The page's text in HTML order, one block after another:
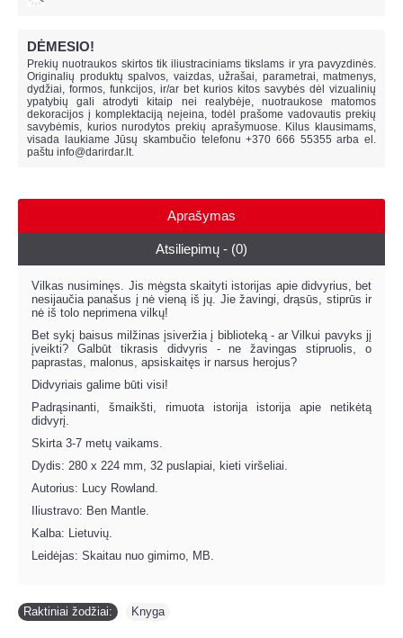
DĖMESIO!
Prekių nuotraukos skirtos tik iliustraciniams tikslams ir yra pavyzdinės.
Originalių produktų spalvos, vaizdas, užrašai, parametrai, matmenys,
dydžiai, formos, funkcijos, ir/ar bet kurios kitos savybės dėl vizualinių
ypatybių gali atrodyti kitaip nei realybėje, nuotraukose matomos
dekoracijos į komplektaciją neįeina, todėl prašome vadovautis prekių
savybėmis, kurios nurodytos prekių aprašymuose. Kilus klausimams,
visada laukiame Jūsų skambučio telefonu +370 666 55355 arba el.
paštu info@darirdar.lt.
Aprašymas
Atsiliepimų - (0)
Vilkas nusiminęs. Jis mėgsta skaityti istorijas apie didvyrius, bet
nesijaučia panašus į nė vieną iš jų. Jie žavingi, drąsūs, stiprūs ir
nė iš tolo neprimena vilkų!
Bet sykį baisus milžinas įsiveržia į biblioteką - ar Vilkui pavyks jį
įveikti? Galbūt tikrasis didvyris - ne žavingas stipruolis, o
paprastas, malonus, apsiskaitęs ir narsus herojus?
Didvyriais galime būti visi!
Padrąsinanti, šmaikšti, rimuota istorija istorija apie netikėtą
didvyrį.
Skirta 3-7 metų vaikams.
Dydis: 280 x 224 mm, 32 puslapiai, kieti viršeliai.
Autorius: Lucy Rowland.
Iliustravo: Ben Mantle.
Kalba: Lietuvių.
Leidėjas: Skaitau nuo gimimo, MB.
Raktiniai žodžiai: Knyga